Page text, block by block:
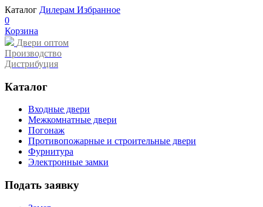
Каталог Дилерам Избранное
0
Корзина
Двери оптом
Производство
Дистрибуция
Каталог
Входные двери
Межкомнатные двери
Погонаж
Противопожарные и строительные двери
Фурнитура
Электронные замки
Подать заявку